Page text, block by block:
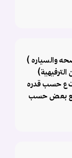
والسياره )
ع حسب قدره
مع بعض حسب